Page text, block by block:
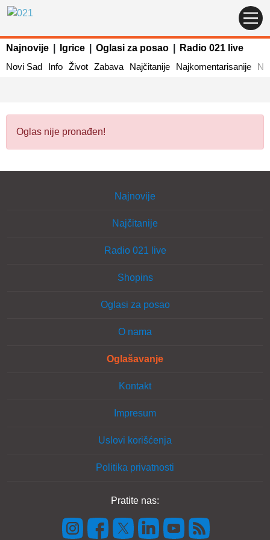
Najnovije Igrice Oglasi za posao
Radio 021 live
Novi Sad
Info Život Zabava Najčitanije Najkomentarisanije
Oglas nije pronađen!
Najnovije
Najčitanije
Radio 021 live
Shopins
Oglasi za posao
O nama
Oglašavanje
Kontakt
Impresum
Uslovi korišćenja
Politika privatnosti
Pratite nas: